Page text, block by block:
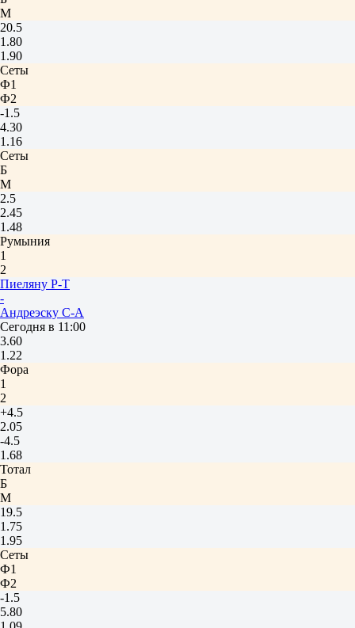
М
20.5
1.80
1.90
Сеты
Ф1
Ф2
-1.5
4.30
1.16
Сеты
Б
М
2.5
2.45
1.48
Румыния
1
2
Пиеляну Р-Т
-
Андреэску С-А
Сегодня в 11:00
3.60
1.22
Фора
1
2
+4.5
2.05
-4.5
1.68
Тотал
Б
М
19.5
1.75
1.95
Сеты
Ф1
Ф2
-1.5
5.80